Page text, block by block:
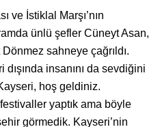
ve İstiklal Marşı’nın
ünlü şefler Cüneyt Asan,
sahneye çağrıldı.
insanını da sevdiğini
hoş geldiniz.
yaptık ama böyle
görmedik. Kayseri’nin